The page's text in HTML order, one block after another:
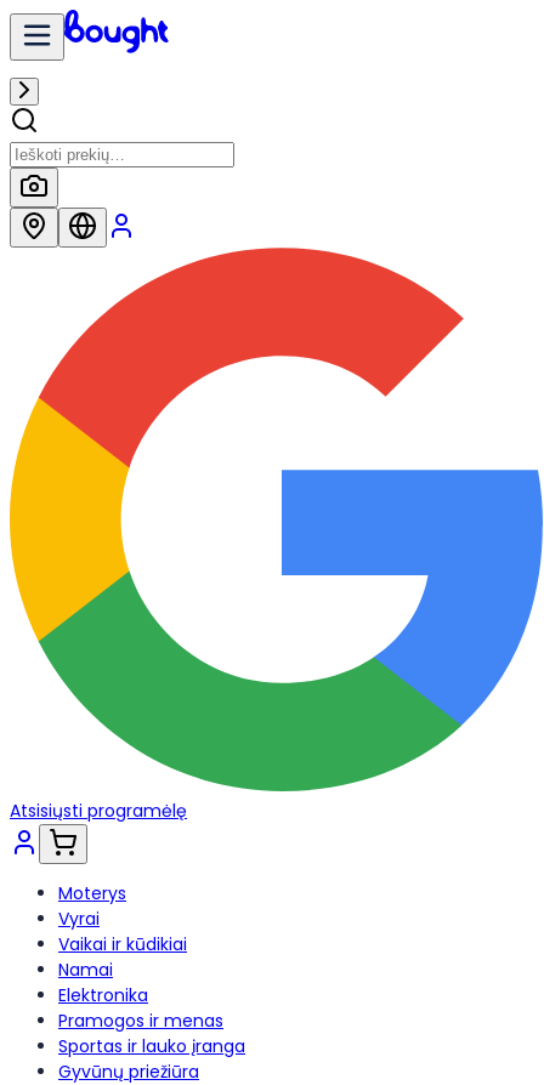
Atsisiųsti programėlę
Moterys
Vyrai
Vaikai ir kūdikiai
Namai
Elektronika
Pramogos ir menas
Sportas ir lauko įranga
Gyvūnų priežiūra